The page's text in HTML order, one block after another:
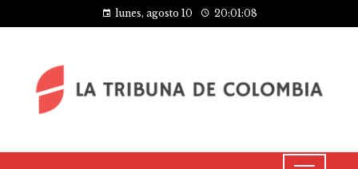
lunes, agosto 10 20:01:09